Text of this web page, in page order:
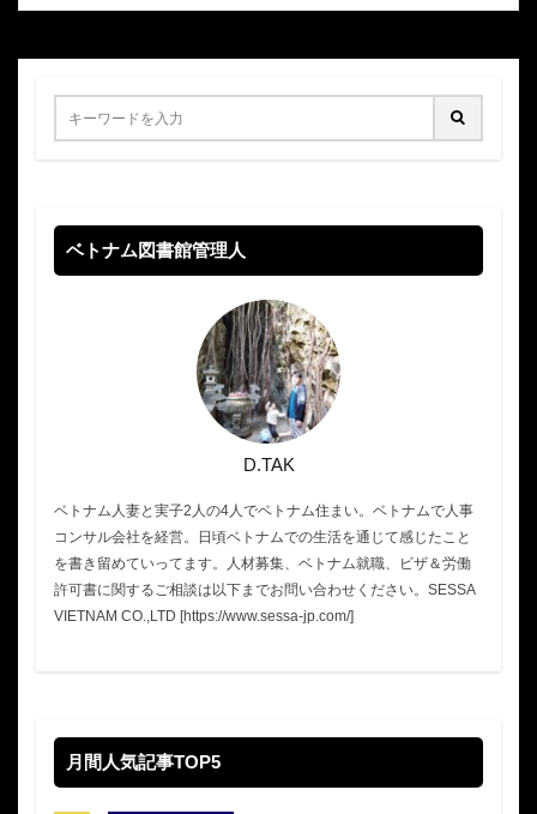
ベトナム図書館管理人
D.TAK
ベトナム人妻と実子2人の4人でベトナム住まい。ベトナムで人事
コンサル会社を経営。日頃ベトナムでの生活を通じて感じたこと
を書き留めていってます。人材募集、ベトナム就職、ビザ＆労働
許可書に関するご相談は以下までお問い合わせください。SESSA
VIETNAM CO.,LTD [https://www.sessa-jp.com/]
月間人気記事TOP5